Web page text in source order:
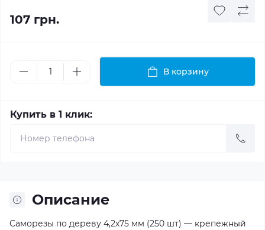
107 грн.
В корзину
Купить в 1 клик:
Описание
Саморезы по дереву 4,2х75 мм (250 шт) — крепежный